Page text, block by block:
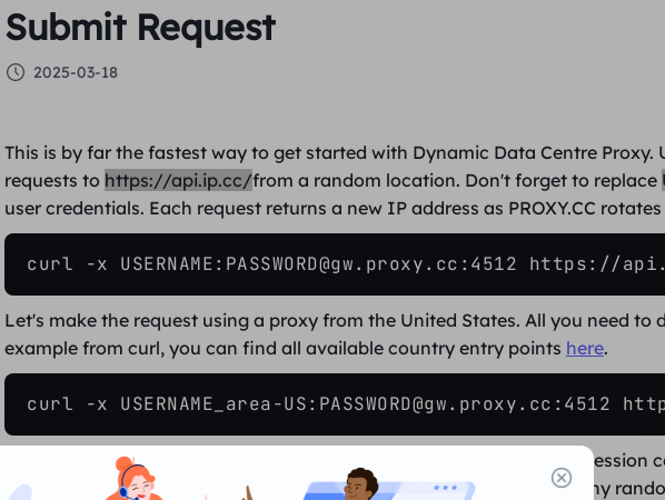
Submit Request
2025-03-18
This is by far the fastest way to get started with Dynamic Data Centre Proxy.
requests to https://api.ip.cc/from a random location. Don't forget to replace
user credentials. Each request returns a new IP address as PROXY.CC
curl -x USERNAME:PASSWORD@gw.proxy.cc:4512 https://
Let's make the request using a proxy from the United States. All you need to
example from curl, you can find all available country entry points here.
curl -x USERNAME_area-
What if you want to keep the same proxy for multiple requests? The
session-abc12345 to your username string, where abc12345 can be any